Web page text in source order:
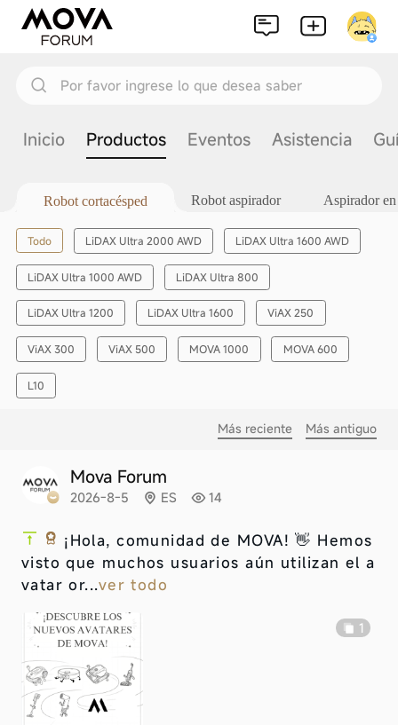
Por favor ingrese lo que desea saber
Inicio Productos Eventos Asistencia
Robot cortacésped Robot aspirador Aspirador
Todo LiDAX Ultra 2000 AWD LiDAX Ultra 1600 AWD
LiDAX Ultra 1000 AWD LiDAX Ultra 800
LiDAX Ultra 1200 LiDAX Ultra 1600 ViAX 250
ViAX 300 ViAX 500 MOVA 1000 MOVA 600
L10
Más reciente Más antiguo
Mova Forum
2026-8-5 ES 14
¡Hola, comunidad de MOVA! 👋 Hemos
visto que muchos usuarios aún utilizan el a
vatar or...ver todo
1